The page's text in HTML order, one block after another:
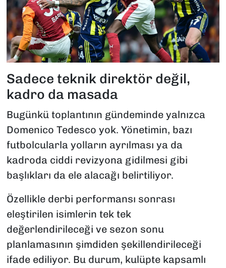
Sadece teknik direktör değil,
kadro da masada
Bugünkü toplantının gündeminde yalnızca
Domenico Tedesco yok. Yönetimin, bazı
futbolcularla yolların ayrılması ya da
kadroda ciddi revizyona gidilmesi gibi
başlıkları da ele alacağı belirtiliyor.
Özellikle derbi performansı sonrası
eleştirilen isimlerin tek tek
değerlendirileceği ve sezon sonu
planlamasının şimdiden şekillendirileceği
ifade ediliyor. Bu durum, kulüpte kapsamlı